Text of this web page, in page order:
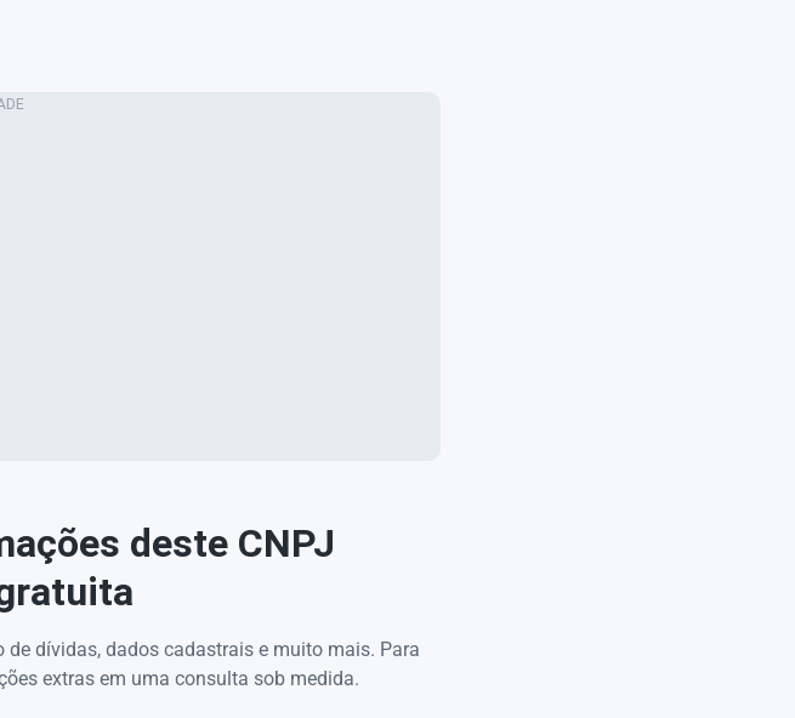
deste CNPJ
dívidas, dados cadastrais e muito mais. Para
extras em uma consulta sob medida.